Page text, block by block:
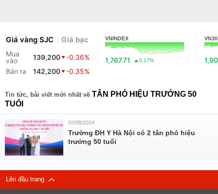
Giá vàng SJC Giá bạc
Mua
vào
139,200
-0.36%
Bán ra
142,200 -0.35%
VNINDEX
1,767.71 0.17%
VN30
Tin tức, bài viết mới nhất về TÂN PHÓ HIỆU TRƯỞNG 50
TUỔI
02/08/2024
Trường ĐH Y Hà Nội có 2 tân phó hiệu
trưởng 50 tuổi
Lên đầu trang